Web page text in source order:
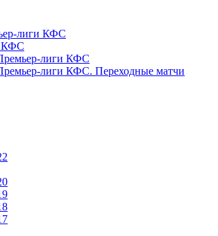
лиги КФС
КФС
лиги КФС
лиги КФС. Переходные матчи